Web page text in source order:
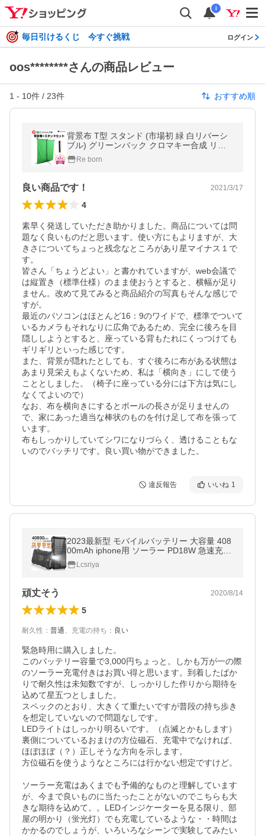
i
毎日引けるくじ 今すぐ挑戦 ログイン
oos********さんの商品レビュー
1 - 10件 / 23件 おすすめ順
背景布 T型 スタンド (市場初 緑 白リバーシ
ブル) グリーンバック クロマキー合成 リモ
ートワーク (幅1.5ｍ×高さ2ｍ)
Re born
良い商品です！ 2021/3/17
4
素早く発送していただき助かりました。商品については問
題なく良いものだと思います。使い方にもよりますが、大
きさについてちょっと残念なところがあり星マイナス１で
す。
皆さん「ちょうどよい」と書かれていますが、web会議で
は縦置き（標準仕様）のまま使おうとすると、横幅が足り
ません。改めて見てみると商品紹介の写真もそんな感じで
すが。
最近のパソコンはほとんど16：9のワイドで、標準でついて
いるカメラもそれなりに広角であるため、完全に後ろを目
隠ししようとすると、座っている背もたれにくっつけても
ギリギリといった感じです。
また、背景が隠れたとしても、すぐ後ろに布がある状態は
あまり見栄えもよくないため、私は「横向き」にして使う
こととしました。（椅子に座っている分には下方は気にし
なくてよいので）
なお、布を横向きにするとポールの長さが足りませんの
で、家にあった適当な棒状のものを付け足して布を張って
います。
布もしっかりしていてシワになりづらく、透けることもな
いのでバッチリです。良い買い物ができました。
違反報告 いいね 1
2023最新型 モバイルバッテリー 大容量 408
00mAh iphone用 ソーラー PD18W 急速充電
充電器 SOS照明 LED 3台同時充電 災害/旅行
防水 Android(sxy1)
Lcsriya
頑丈そう 2020/8/14
5
耐久性 ： 普通、 充電の持ち ： 良い
緊急時用に購入しました。
このバッテリー容量で3,000円ちょっと。しかも万が一の際
のソーラー充電付きはお買い得と思います。到着したばか
りで耐久性は未知数ですが、しっかりした作りから期待を
込めて星五つとしました。
スペックのとおり、大きくて重たいですが普段の持ち歩き
を想定していないので問題なしです。
LEDライトはしっかり明るいです。（点滅とかもします）
裏側についているおまけの方位磁石、充電中でなければ、
ほぼほぼ（？）正しそうな方向を示します。
方位磁石を使うようなところには行かない想定ですけど。
ソーラー充電はあくまでも予備的なものと理解しています
が、今まで良いものに当たったことがないのでこちらも大
きな期待を込めて。。LEDインジケーターを見る限り、部
屋の明かり（蛍光灯）でも充電しているような・・時間は
かかるのでしょうが、いろいろなシーンで実験してみたい